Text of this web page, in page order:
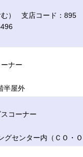
） 支店コード：895
ナー
半屋外
コーナー
センター内（ＣＯ・Ｏ